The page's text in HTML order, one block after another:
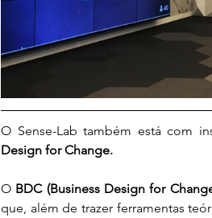
O Sense-Lab também está com
Design for Change.
O BDC (Business Design for
que, além de trazer ferramentas